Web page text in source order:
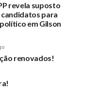
revela suposto
para
em Gilson
renovados!